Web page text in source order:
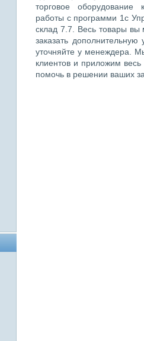
торговое оборудование
работы с программи 1с
склад 7.7. Весь товары вы
заказать
уточняйте у менеждера.
клиентов и приложим
помочь в решении ваших